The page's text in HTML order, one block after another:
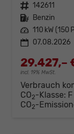
Fahrzeugnr. 142611
Kraftstoff Benzin
Leistung 110 kW (150
07.08.2026
29.427,–
incl. 19% MwSt.
Verbrauch
CO2-Klasse: F
CO2-